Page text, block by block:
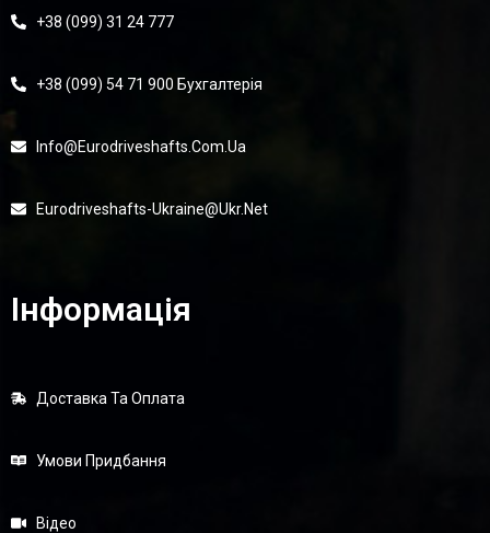
+38 (099) 31 24 777
+38 (099) 54 71 900 Бухгалтерія
Info@eurodriveshafts.com.ua
Eurodriveshafts-Ukraine@ukr.net
Інформація
Доставка Та Оплата
Умови Придбання
Відео